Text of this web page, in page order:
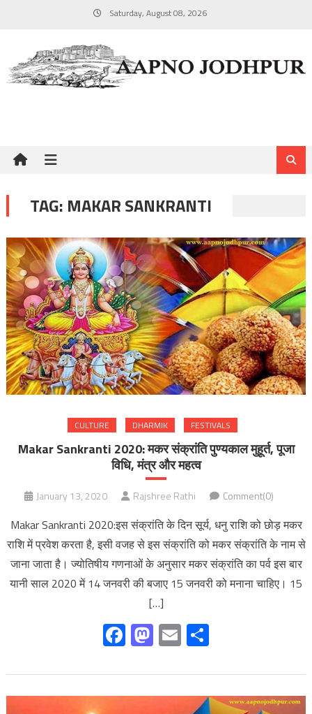
Saturday, August 08, 2026
TAG: MAKAR SANKRANTI
CULTURE DHARMIK FESTIVALS
Makar Sankranti 2020: मकर संक्रांति पुण्यकाल मुहूर्त, पूजा
विधि, मंत्र और महत्व
January 13, 2020 Rajshree Rathi Comment(0)
Makar Sankranti 2020:इस संक्रांति के दिन सूर्य, धनु राशि को छोड़ मकर
राशि में प्रवेश करता है, इसी वजह से इस संक्रांति को मकर संक्रांति के नाम से
जाना जाता है। ज्योतिषीय गणनाओं के अनुसार मकर संक्रांति का पर्व इस बार
यानी साल 2020 में 14 जनवरी की बजाए 15 जनवरी को मनाना चाहिए। 15
[…]
Facebook
Mastodon
Email